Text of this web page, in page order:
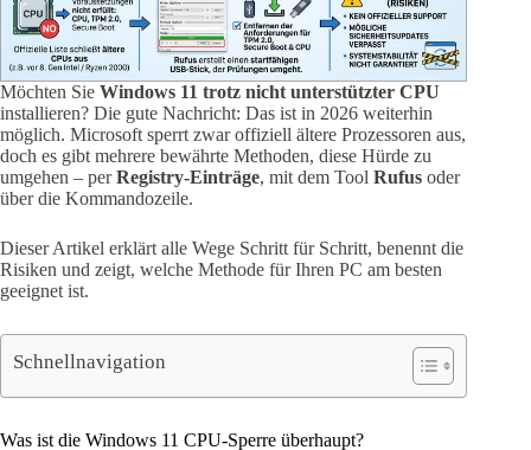
Möchten Sie Windows 11 trotz nicht unterstützter CPU
installieren? Die gute Nachricht: Das ist in 2026 weiterhin
möglich. Microsoft sperrt zwar offiziell ältere Prozessoren aus,
doch es gibt mehrere bewährte Methoden, diese Hürde zu
umgehen – perRegistry-Einträge, mit dem Tool Rufus oder
über die Kommandozeile.
Dieser Artikel erklärt alle Wege Schritt für Schritt, benennt die
Risiken und zeigt, welche Methode für Ihren PC am besten
geeignet ist.
Schnellnavigation
Was ist die Windows 11 CPU-Sperre überhaupt?